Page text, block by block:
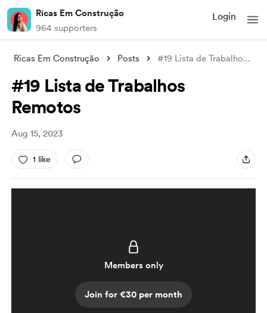
Ricas Em Construção
964 supporters
Login
Ricas Em Construção Posts #19 Lista de Trabalhos Remotos
#19 Lista de Trabalhos
Remotos
Aug 15, 2023
1 like
Members only
Join for €30 per month